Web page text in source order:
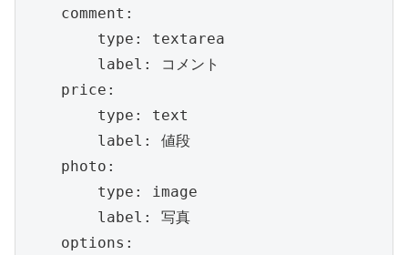
    comment:
        type: textarea
        label: コメント
    price:
        type: text
        label: 値段
    photo:
        type: image
        label: 写真
    options: